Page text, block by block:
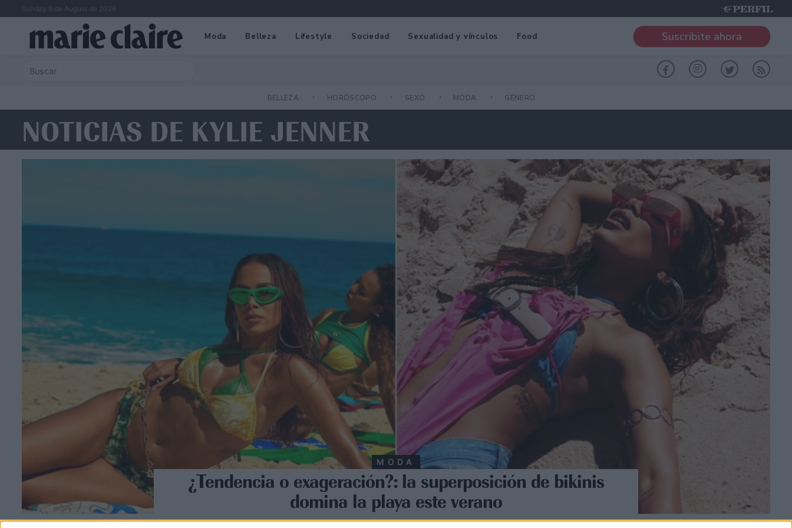
Sunday 9 de August de 2026
Moda Belleza Lifestyle Sociedad Sexualidad y vínculos Food Suscribite ahora
BELLEZA HORÓSCOPO SEXO MODA GÉNERO
NOTICIAS DE KYLIE JENNER
MODA
¿Tendencia o exageración?: la superposición de bikinis
domina la playa este verano